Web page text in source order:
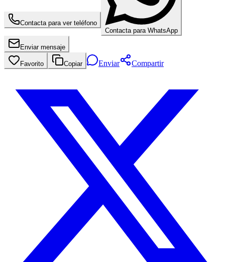
Contacta para ver teléfono
Contacta para WhatsApp
Enviar mensaje
Favorito Copiar Enviar Compartir